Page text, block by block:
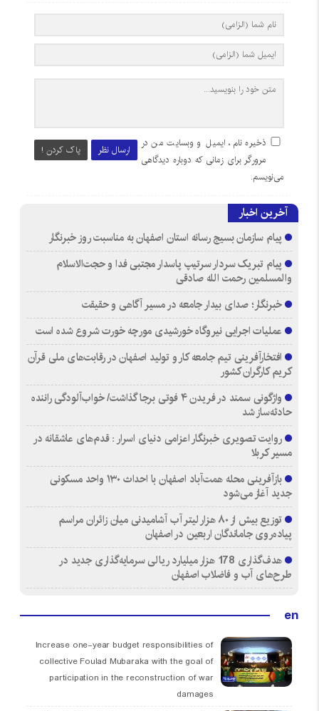
ارسال نظر پاک کردن !
ذخیره نام، ایمیل و وبسایت من در
مرورگر برای زمانی که دوباره دیدگاهی
می‌نویسم.
آخرین اخبار
پیام سازمان بسیج رسانه استان اصفهان به مناسبت روز خبرنگار
پیام تبریک سردار سرتیپ پاسدار مجتبی فدا و حجت‌الاسلام
والمسلمین رحمت الله صادقی
خبرنگار؛ صدای بیدار جامعه در مسیر آگاهی و حقیقت
عملیات اجرایی نیروگاه خورشیدی مورچه خورت شروع شده است
افتخارآفرینی تیم جامعه کار و تولید اصفهان در رقابت‌های ملی قرآن
کریم کارگران کشور
واژگونی سمند در فریدن ۴ فوتی برجا گذاشت/ خواب‌آلودگی راننده
حادثه‌ساز شد
روایت تصویری خبرنگار اعزامی دنیای اسرار : قدم‌های عاشقانه در
مسیر کربلا
بازآفرینی محله همت‌آباد اصفهان با احداث ۱۳۰ واحد مسکونی
جدید آغاز می‌شود
توزیع بیش از ۸۰ هزار لیتر آب آشامیدنی میان زائران مراسم
پیاده‌روی جاماندگان اربعین در اصفهان
هدف‌گذاری 178 هزار میلیارد ریالی سرمایه‌گذاری جدید در
طرح‌های آب و فاضلاب اصفهان
en
Increase one-year budget responsibilities of
collective Foulad Mubaraka with the goal of
participation in the reconstruction of war
damages